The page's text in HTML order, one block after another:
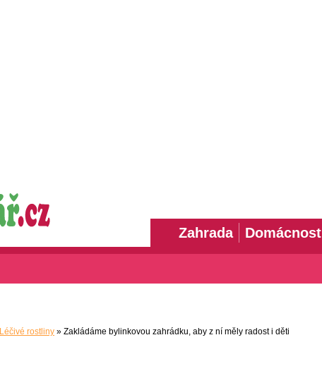
Zahrada Domácnost
Léčivé rostliny » Zakládáme bylinkovou zahrádku, aby z ní měly radost i děti